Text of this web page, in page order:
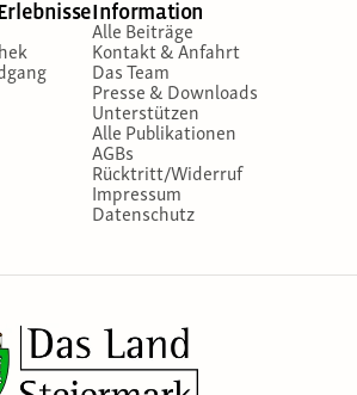
Information
Alle Beiträge
Kontakt & Anfahrt
Das Team
Presse & Downloads
Unterstützen
Alle Publikationen
AGBs
Rücktritt/Widerruf
Impressum
Datenschutz